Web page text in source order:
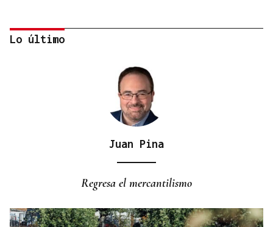
Lo último
Juan Pina
Regresa el mercantilismo